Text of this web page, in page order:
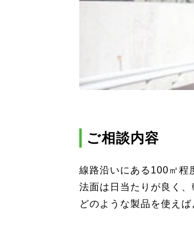
ご相談内容
線路沿いにある100㎡程
法面は日当たりが良く、
どのような製品を使えば